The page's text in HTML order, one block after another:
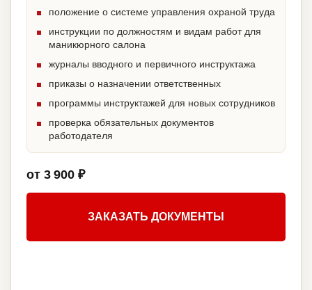
положение о системе управления охраной труда
инструкции по должностям и видам работ для
маникюрного салона
журналы вводного и первичного инструктажа
приказы о назначении ответственных
программы инструктажей для новых сотрудников
проверка обязательных документов
работодателя
от 3 900 ₽
ЗАКАЗАТЬ ДОКУМЕНТЫ